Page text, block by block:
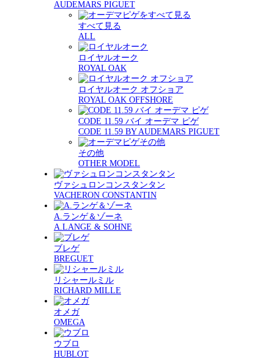
AUDEMARS PIGUET
すべて見る
ALL
ロイヤルオーク
ROYAL OAK
ロイヤルオーク オフショア
ROYAL OAK OFFSHORE
CODE 11.59 バイ オーデマ ピゲ
CODE 11.59 BY AUDEMARS PIGUET
その他
OTHER MODEL
ヴァシュロンコンスタンタン
VACHERON CONSTANTIN
A.ランゲ＆ゾーネ
A.LANGE & SOHNE
ブレゲ
BREGUET
リシャールミル
RICHARD MILLE
オメガ
OMEGA
ウブロ
HUBLOT